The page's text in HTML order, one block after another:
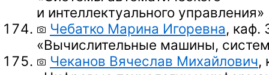
и интеллектуального управления»
Чебатко Марина Игоревна, каф.
«Вычислительные машины,
Чеканов Вячеслав Михайлович,